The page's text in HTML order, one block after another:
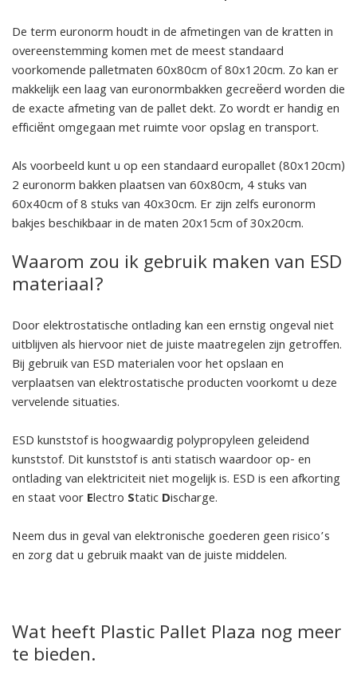
De term euronorm houdt in de afmetingen van de kratten in
overeenstemming komen met de meest standaard
voorkomende palletmaten 60x80cm of 80x120cm. Zo kan er
makkelijk een laag van euronormbakken gecreëerd worden die
de exacte afmeting van de pallet dekt. Zo wordt er handig en
efficiënt omgegaan met ruimte voor opslag en transport.
Als voorbeeld kunt u op een standaard europallet (80x120cm)
2 euronorm bakken plaatsen van 60x80cm, 4 stuks van
60x40cm of 8 stuks van 40x30cm. Er zijn zelfs euronorm
bakjes beschikbaar in de maten 20x15cm of 30x20cm.
Waarom zou ik gebruik maken van ESD
materiaal?
Door elektrostatische ontlading kan een ernstig ongeval niet
uitblijven als hiervoor niet de juiste maatregelen zijn getroffen.
Bij gebruik van ESD materialen voor het opslaan en
verplaatsen van elektrostatische producten voorkomt u deze
vervelende situaties.
ESD kunststof is hoogwaardig polypropyleen geleidend
kunststof. Dit kunststof is anti statisch waardoor op- en
ontlading van elektriciteit niet mogelijk is. ESD is een afkorting
en staat voorElectro StaticDischarge.
Neem dus in geval van elektronische goederen geen risico’s
en zorg dat u gebruik maakt van de juiste middelen.
Wat heeft Plastic Pallet Plaza nog meer
te bieden.